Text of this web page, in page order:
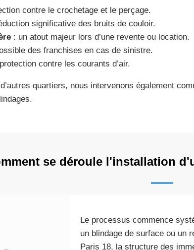
contre le crochetage et le perçage.
significative des bruits de couloir.
: un atout majeur lors d’une revente ou location.
des franchises en cas de sinistre.
contre les courants d’air.
quartiers, nous intervenons également
se déroule l'installation
Le processus commence
un blindage de surface ou un
Paris 18, la structure des